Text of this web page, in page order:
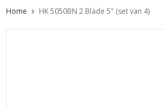
Home HK 5050BN 2 Blade 5" (set van 4)